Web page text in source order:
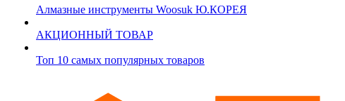
Алмазные инструменты Woosuk Ю.КОРЕЯ
АКЦИОННЫЙ ТОВАР
Топ 10 самых популярных товаров